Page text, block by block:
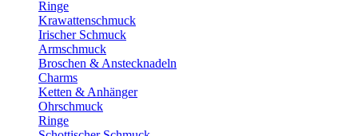
Ringe
Krawattenschmuck
Irischer Schmuck
Armschmuck
Broschen & Anstecknadeln
Charms
Ketten & Anhänger
Ohrschmuck
Ringe